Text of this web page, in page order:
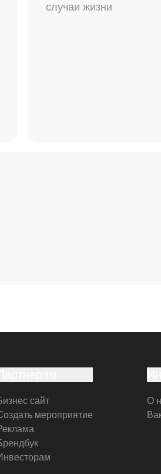
случаи жизни
сайт
мероприятие
О